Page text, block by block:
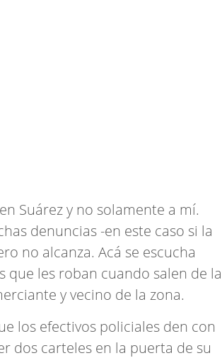
Suárez y no solamente a mí.
denuncias -en este caso si la
no alcanza. Acá se escucha
que les roban cuando salen de la
y vecino de la zona.
los efectivos policiales den con
dos carteles en la puerta de su